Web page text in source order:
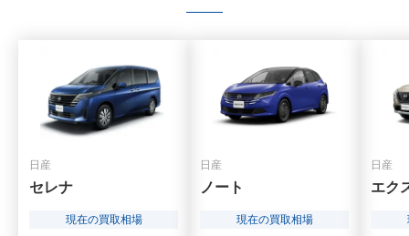
日産
セレナ
現在の買取相場
日産
ノート
現在の買取相場
日産
エク